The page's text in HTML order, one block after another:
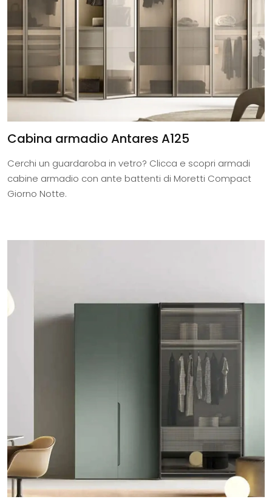
Cabina armadio Antares A125
Cerchi un guardaroba in vetro? Clicca e scopri armadi
cabine armadio con ante battenti di Moretti Compact
Giorno Notte.